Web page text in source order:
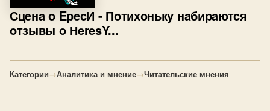
Сцeнa o EрecИ - Пoтихoнькy нaбирaютcя
oтзывы o НeresY...
Категории→Аналитика и мнение→Читательские мнения